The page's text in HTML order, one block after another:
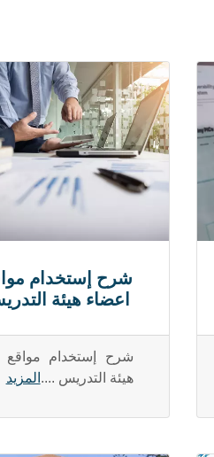
شرح إستخدام
اعضاء هيئة
شرح إستخدام مواقع
هيئة التدريس .... المزيد